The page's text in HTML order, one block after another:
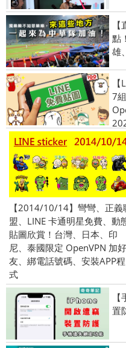
點
雄
7
【2014/10/14】彎彎、正義
盟、LINE 卡通明星免費、動
貼圖欣賞！台灣、日本、印
尼、泰國限定 OpenVPN 加好
友、綁電話號碼、安裝APP程
式
置